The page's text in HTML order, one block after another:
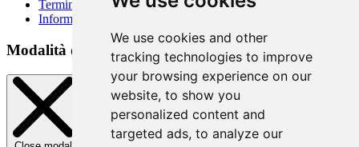
We use cookies and other
tracking technologies to improve
your browsing experience on our
website, to show you
personalized content and
targeted ads, to analyze our
Termini di Utilizzo
Informativa sulla privacy
Modalità di accesso